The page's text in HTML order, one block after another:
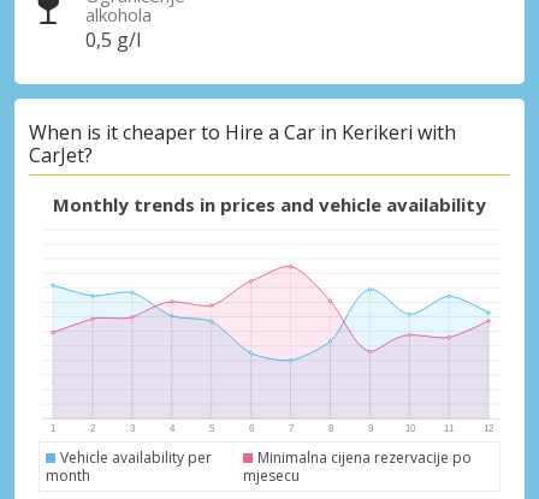
alkohola
0,5 g/l
When is it cheaper to Hire a Car in Kerikeri with
CarJet?
Monthly trends in prices and vehicle availability
Vehicle availability per
month
Minimalna cijena rezervacije po
mjesecu